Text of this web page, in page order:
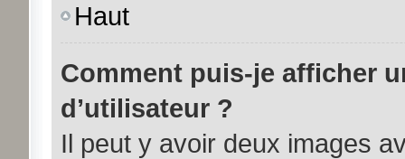
Haut
Comment puis-je afficher
d’utilisateur ?
Il peut y avoir deux images